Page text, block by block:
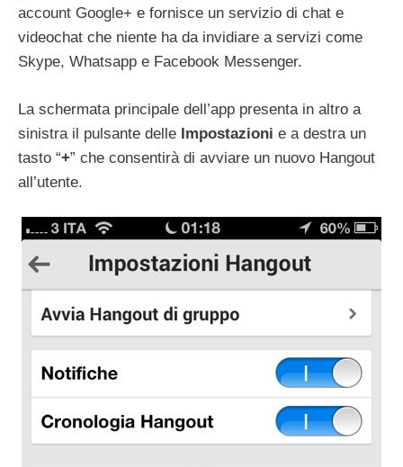
account Google+ e fornisce un servizio di chat e
videochat che niente ha da invidiare a servizi come
Skype, Whatsapp e Facebook Messenger.
La schermata principale dell’app presenta in altro a
sinistra il pulsante delle Impostazioni e a destra un
tasto “+” che consentirà di avviare un nuovo Hangout
all’utente.